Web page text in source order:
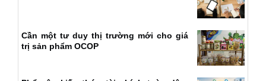
Cần một tư duy thị trường mới cho giá
trị sản phẩm OCOP